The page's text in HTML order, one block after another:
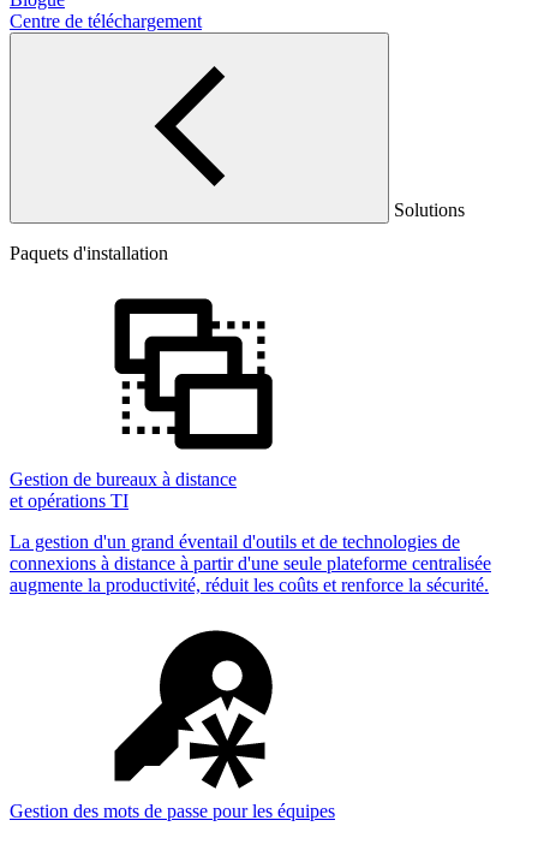
Centre de téléchargement
Solutions
Paquets d'installation
Gestion de bureaux à distance
et opérations TI
La gestion d'un grand éventail d'outils et de technologies de
connexions à distance à partir d'une seule plateforme centralisée
augmente la productivité, réduit les coûts et renforce la sécurité.
Gestion des mots de passe pour les équipes